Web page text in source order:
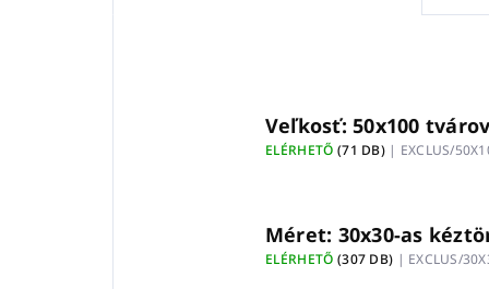
Veľkosť: 50x100
ELÉRHETŐ (71 DB) | EXCLUS/
Méret: 30x30-as
ELÉRHETŐ (307 DB) | EXCLUS/